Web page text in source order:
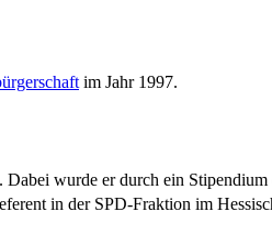
im Jahr 1997.
Dabei wurde er durch ein Stipendium
in der SPD-Fraktion im